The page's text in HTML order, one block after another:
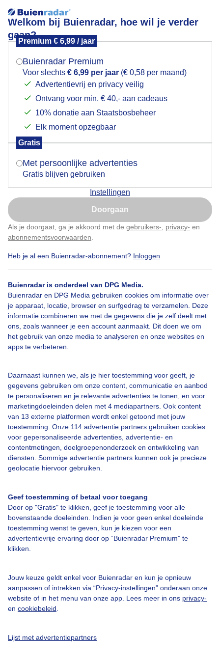
Welkom bij Buienradar, hoe wil je verder
gaan?
Premium € 6,99 / jaar
Buienradar Premium
Voor slechts € 6,99 per jaar (€ 0,58 per maand)
Advertentievrij en privacy veilig
Ontvang voor min. € 40,- aan cadeaus
10% donatie aan Staatsbosbeheer
Elk moment opzegbaar
Gratis
Met persoonlijke advertenties
Gratis blijven gebruiken
Instellingen
Doorgaan
Als je doorgaat, ga je akkoord met de gebruikers- privacy- en
abonnementsvoorwaarden
Heb je al een Buienradar-abonnement? Inloggen
Buienradar is onderdeel van DPG Media.
Buienradar en DPG Media gebruiken cookies om informatie over
je apparaat, locatie, browser en surfgedrag te verzamelen. Deze
informatie combineren we met de gegevens die je zelf deelt met
ons, zoals wanneer je een account aanmaakt. Dit doen we om
het gebruik van onze media te analyseren en onze websites en
apps te verbeteren.
Daarnaast kunnen we, als je hier toestemming voor geeft, je
gegevens gebruiken om onze content, communicatie en aanbod
te personaliseren en je relevante advertenties te tonen, en voor
marketingdoeleinden delen met 4 mediapartners. Ook content
van 13 externe platformen wordt enkel getoond met jouw
toestemming. Onze 114 advertentie partners gebruiken cookies
voor gepersonaliseerde advertenties, advertentie- en
contentmetingen, doelgroepenonderzoek en ontwikkeling van
diensten. Sommige advertentie partners kunnen ook je precieze
geolocatie hiervoor gebruiken.
Geef toestemming of betaal voor toegang
Door op "Gratis" te klikken, geef je toestemming voor alle
bovenstaande doeleinden. Indien je voor geen enkel doeleinde
toestemming wenst te geven, kun je kiezen voor een
advertentievrije ervaring door op “Buienradar Premium” te
klikken.
Jouw keuze geldt enkel voor Buienradar en kun je opnieuw
aanpassen of intrekken via “Privacy-instellingen” onderaan onze
website of in het menu van onze app. Lees meer in ons privacy-
en cookiebeleid
Lijst met advertentiepartners
zonnebloemen
Door: Piet Grim Gemaakt: 06-07-2025, 55x bekeken
Regen Wolken
Bekijk slideshow
Over Buienradar
Bedrijfsgegevens
Contact
Toegankelijkheid
Gebruikersvoorwaarden
Adverteren
Privacy beleid
Cookie beleid
Mogen we je locatie gebruiken voor het
Indien je hier nog geen akkoord op hebt gegeven,
verschijnt er zo een pop-up uit je browser waarin
Is goed, toon de popup
Nu niet, misschien later
Klik hierom dit aan te passen